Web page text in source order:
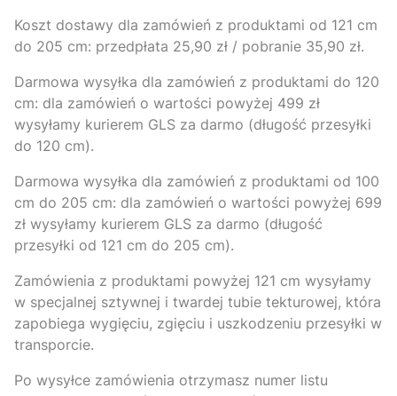
Koszt dostawy dla zamówień z produktami od 121 cm
do 205 cm: przedpłata 25,90 zł / pobranie 35,90 zł.
Darmowa wysyłka dla zamówień z produktami do 120
cm: dla zamówień o wartości powyżej 499 zł
wysyłamy kurierem GLS za darmo (długość przesyłki
do 120 cm).
Darmowa wysyłka dla zamówień z produktami od 100
cm do 205 cm: dla zamówień o wartości powyżej 699
zł wysyłamy kurierem GLS za darmo (długość
przesyłki od 121 cm do 205 cm).
Zamówienia z produktami powyżej 121 cm wysyłamy
w specjalnej sztywnej i twardej tubie tekturowej, która
zapobiega wygięciu, zgięciu i uszkodzeniu przesyłki w
transporcie.
Po wysyłce zamówienia otrzymasz numer listu